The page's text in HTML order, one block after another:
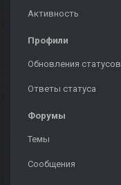
Активность
Профили
Обновления статусов
Ответы статуса
Форумы
Темы
Сообщения